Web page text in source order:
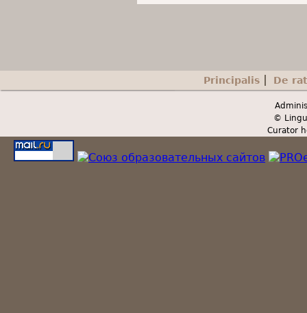
Secondary menu Principalis De
©
Curator